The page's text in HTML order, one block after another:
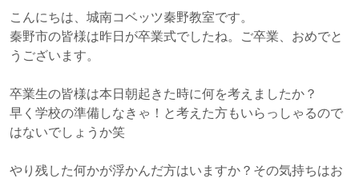
こんにちは、城南コベッツ秦野教室です。
秦野市の皆様は昨日が卒業式でしたね。ご卒業、おめでと
うございます。
卒業生の皆様は本日朝起きた時に何を考えましたか？
早く学校の準備しなきゃ！と考えた方もいらっしゃるので
はないでしょうか笑
やり残した何かが浮かんだ方はいますか？その気持ちはお